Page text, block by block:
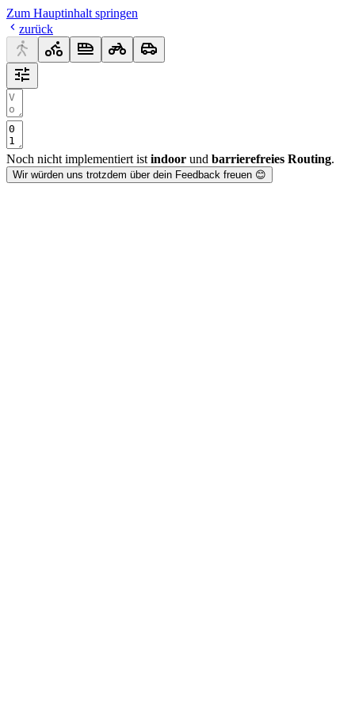
Zum Hauptinhalt springen
zurück
Noch nicht implementiert ist indoor und barrierefreies Routing.
Wir würden uns trotzdem über dein Feedback freuen 😊